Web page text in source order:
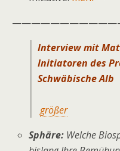
Interview mit
Initiatoren des
Schwäbische Alb
größer
Sphäre: Welche